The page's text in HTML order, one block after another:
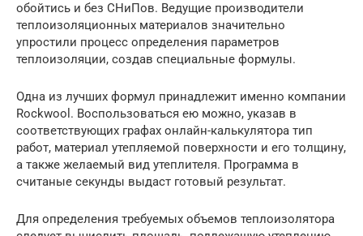
обойтись и без СНиПов. Ведущие производители
теплоизоляционных материалов значительно
упростили процесс определения параметров
теплоизоляции, создав специальные формулы.
Одна из лучших формул принадлежит именно компании
Rockwool. Воспользоваться ею можно, указав в
соответствующих графах онлайн-калькулятора тип
работ, материал утепляемой поверхности и его толщину,
а также желаемый вид утеплителя. Программа в
считаные секунды выдаст готовый результат.
Для определения требуемых объемов теплоизолятора